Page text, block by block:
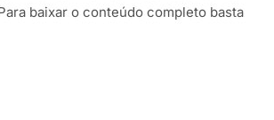
baixar o conteúdo completo basta